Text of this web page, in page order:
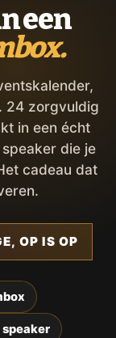
een
24 zorgvuldig
in een écht
die je
cadeau dat
OP IS OP
speaker